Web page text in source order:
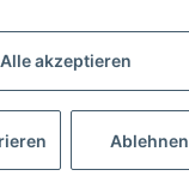
Alle akzeptieren
Ablehnen
zzgl.